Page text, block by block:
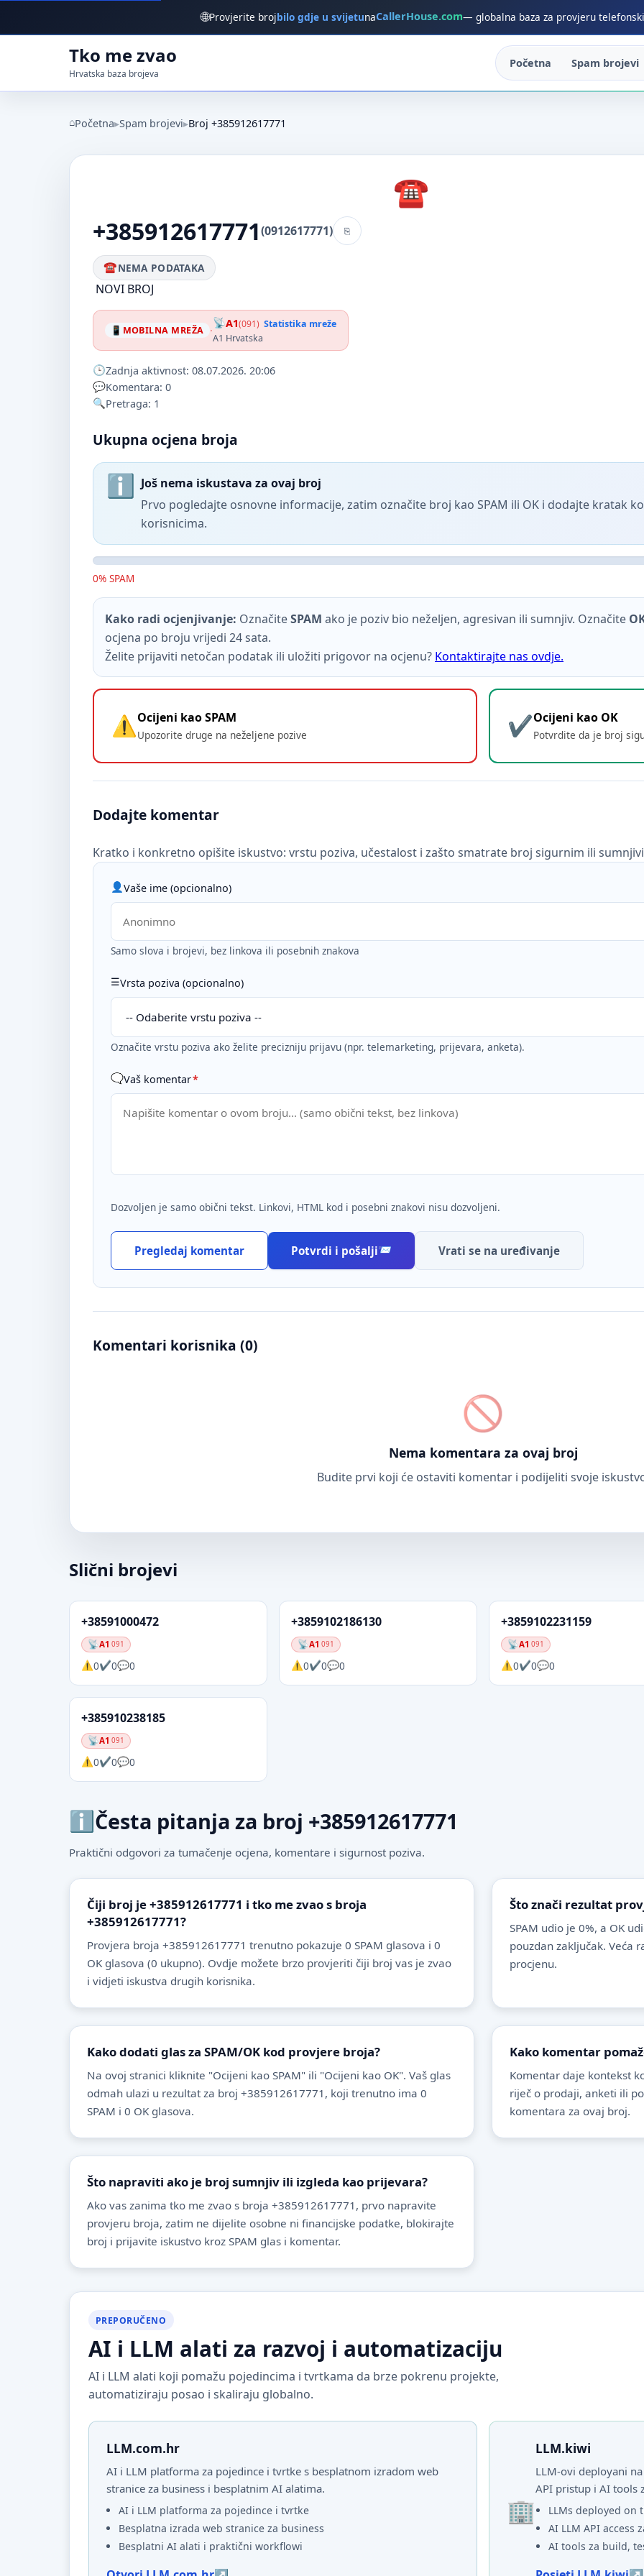
🌐Provjerite brojbilo gdje u svijetunaCallerHouse.com— globalna baza za provjeru
Tko me zvao
Hrvatska baza brojeva
Početna Spam brojevi
Početna Spam brojevi Broj +385912617771
+385912617771(0912617771)
NEMA PODATAKA
NOVI BROJ
MOBILNA MREŽA · A1(091) Statistika mreže
A1 Hrvatska
Zadnja aktivnost: 08.07.2026. 20:06
Komentara: 0
Pretraga: 1
Ukupna ocjena broja
Još nema iskustava za ovaj broj
Prvo pogledajte osnovne informacije, zatim označite broj kao SPAM ili OK i dodajte kratak
korisnicima.
0% SPAM
Kako radi ocjenjivanje: OznačiteSPAM ako je poziv bio neželjen, agresivan ili sumnjiv. Označite
ocjena po broju vrijedi 24 sata.
Želite prijaviti netočan podatak ili uložiti prigovor na ocjenu? Kontaktirajte nas ovdje.
Ocijeni kao SPAM
Upozorite druge na neželjene pozive
Ocijeni kao OK
Potvrdite da je broj
Dodajte komentar
Kratko i konkretno opišite iskustvo: vrstu poziva, učestalost i zašto smatrate broj sigurnim ili
Vaše ime (opcionalno)
Samo slova i brojevi, bez linkova ili posebnih znakova
Vrsta poziva (opcionalno)
Označite vrstu poziva ako želite precizniju prijavu (npr. telemarketing, prijevara, anketa).
Vaš komentar*
Dozvoljen je samo obični tekst. Linkovi, HTML kod i posebni znakovi nisu dozvoljeni.
Pregledaj komentar Potvrdi i pošalji Vrati se na uređivanje
Komentari korisnika (0)
Nema komentara za ovaj broj
Budite prvi koji će ostaviti komentar i podijeliti svoje
Slični brojevi
+38591000472
A1 091
0 0 0
+3859102186130
A1 091
0 0 0
+3859102231159
A1 091
0 0 0
+385910238185
A1 091
0 0 0
Česta pitanja za broj +385912617771
Praktični odgovori za tumačenje ocjena, komentare i sigurnost poziva.
Čiji broj je +385912617771 i tko me zvao s broja
+385912617771?
Provjera broja +385912617771 trenutno pokazuje 0 SPAM glasova i 0
OK glasova (0 ukupno). Ovdje možete brzo provjeriti čiji broj vas je zvao
i vidjeti iskustva drugih korisnika.
Što znači rezultat
SPAM udio je 0%, a OK
pouzdan zaključak. Veća
procjenu.
Kako dodati glas za SPAM/OK kod provjere broja?
Na ovoj stranici kliknite "Ocijeni kao SPAM" ili "Ocijeni kao OK". Vaš glas
odmah ulazi u rezultat za broj +385912617771, koji trenutno ima 0
SPAM i 0 OK glasova.
Kako komentar
Komentar daje kontekst
riječ o prodaji, anketi ili
komentara za ovaj broj.
Što napraviti ako je broj sumnjiv ili izgleda kao prijevara?
Ako vas zanima tko me zvao s broja +385912617771, prvo napravite
provjeru broja, zatim ne dijelite osobne ni financijske podatke, blokirajte
broj i prijavite iskustvo kroz SPAM glas i komentar.
PREPORUČENO
AI i LLM alati za razvoj i automatizaciju
AI i LLM alati koji pomažu pojedincima i tvrtkama da brze pokrenu projekte,
automatiziraju posao i skaliraju globalno.
LLM.com.hr
AI i LLM platforma za pojedince i tvrtke s besplatnom izradom web
stranice za business i besplatnim AI alatima.
AI i LLM platforma za pojedince i tvrtke
Besplatna izrada web stranice za business
Besplatni AI alati i praktični workflowi
LLM.kiwi
LLM-ovi deployani
API pristup i AI tools
LLMs deployed on
AI LLM API access
AI tools za build,